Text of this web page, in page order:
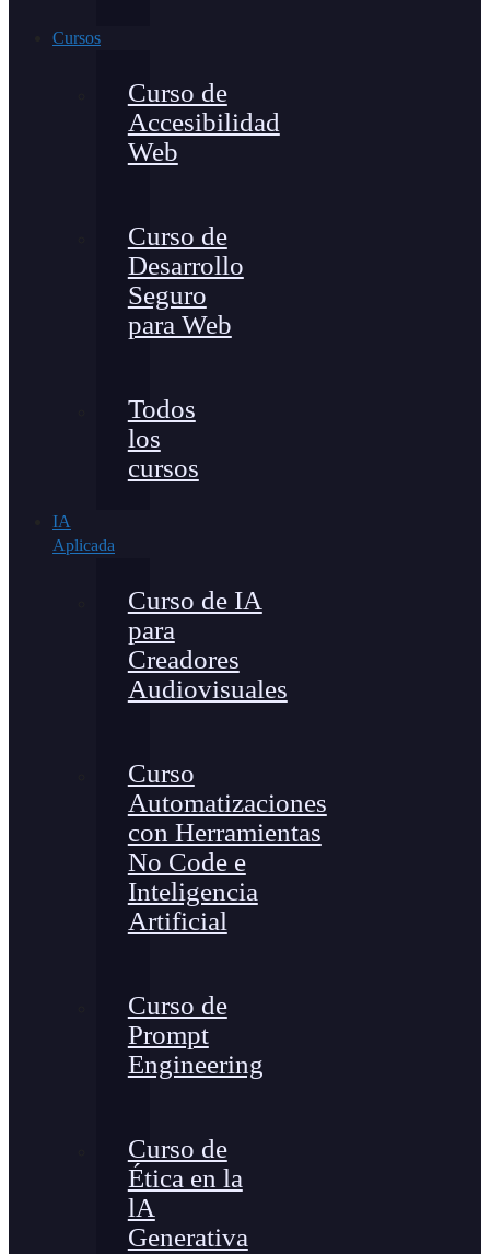
Cursos
Curso de
Accesibilidad
Web
Curso de
Desarrollo
Seguro
para Web
Todos
los
cursos
IA
Aplicada
Curso de IA
para
Creadores
Audiovisuales
Curso
Automatizaciones
con Herramientas
No Code e
Inteligencia
Artificial
Curso de
Prompt
Engineering
Curso de
Ética en la
lA
Generativa